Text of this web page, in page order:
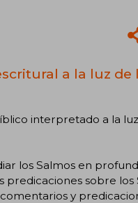
a la luz de
interpretado a la
los Salmos en
predicaciones sobre
y